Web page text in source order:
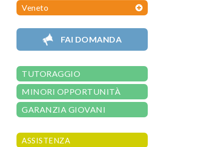
Veneto
FAI DOMANDA
TUTORAGGIO
MINORI OPPORTUNITÀ
GARANZIA GIOVANI
ASSISTENZA